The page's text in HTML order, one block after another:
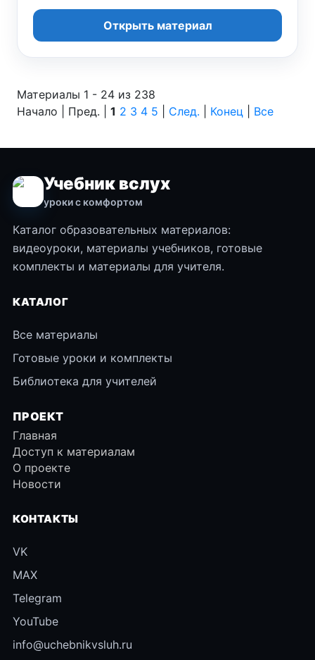
Открыть материал
Материалы 1 - 24 из 238
Начало | Пред. | 1 2 3 4 5 След. Конец Все
Учебник вслух
уроки с комфортом
Каталог образовательных материалов:
видеоуроки, материалы учебников, готовые
комплекты и материалы для учителя.
КАТАЛОГ
Все материалы
Готовые уроки и комплекты
Библиотека для учителей
ПРОЕКТ
Главная
Доступ к материалам
О проекте
Новости
КОНТАКТЫ
VK
MAX
Telegram
YouTube
info@uchebnikvsluh.ru